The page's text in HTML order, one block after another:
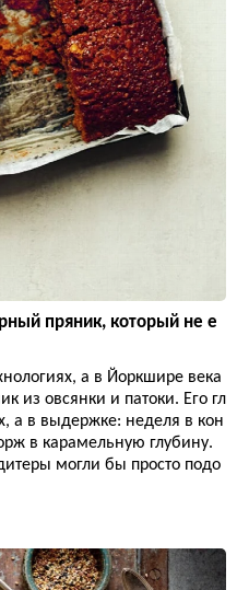
пряник, который не е
а в Йоркшире века
из овсянки и патоки. Его гл
а в выдержке: неделя в кон
в карамельную глубину.
могли бы просто подо